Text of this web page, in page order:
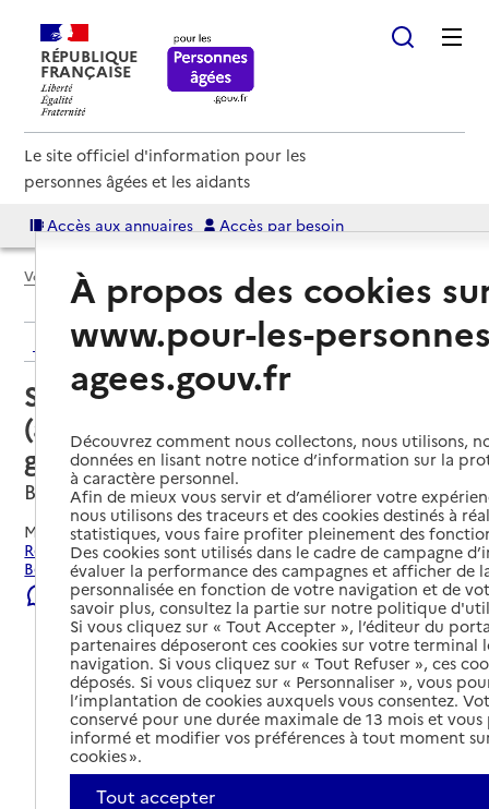
RÉPUBLIQUE
FRANÇAISE
Le site officiel d'information pour les
personnes âgées et les aidants
Accès aux annuaires Accès par besoin
Voir le fil d’Ariane
Retour aux résultats de l'annuaire
Service autonomie à domicile
(aide) – Solutia Bordeaux rive
gauche
Bègles, GIRONDE
Mis à jour le22/07/2026
Rechercher les établissements et services autour de
Bègles.
Signaler une erreur
À propos des cookies
www.pour-les-
agees.gouv.fr
Découvrez comment nous collectons, nous utilisons,
données en lisant notre notice d’information sur la
à caractère personnel.
Afin de mieux vous servir et d’améliorer votre
nous utilisons des traceurs et des cookies destinés à
statistiques, vous faire profiter pleinement des
Des cookies sont utilisés dans le cadre de campagne
évaluer la performance des campagnes et afficher de
personnalisée en fonction de votre navigation et de
savoir plus, consultez la partie sur notre politique
Si vous cliquez sur « Tout Accepter », l’éditeur du
partenaires déposeront ces cookies sur votre terminal
navigation. Si vous cliquez sur « Tout Refuser », ces
déposés. Si vous cliquez sur « Personnaliser », vous
l’implantation de cookies auxquels vous consentez.
conservé pour une durée maximale de 13 mois et
informé et modifier vos préférences à tout moment
cookies ».
Tout accepter